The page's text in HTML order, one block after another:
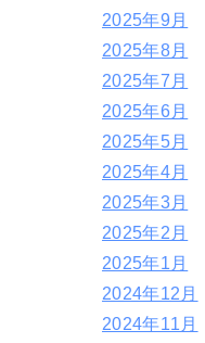
2025年9月
2025年8月
2025年7月
2025年6月
2025年5月
2025年4月
2025年3月
2025年2月
2025年1月
2024年12月
2024年11月